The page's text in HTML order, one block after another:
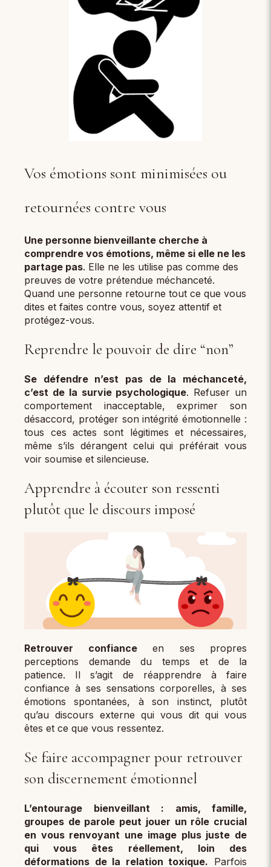
Vos émotions sont minimisées ou
retournées contre vous
Une personne bienveillante cherche à
comprendre vos émotions, même si elle ne les
partage pas. Elle ne les utilise pas comme des
preuves de votre prétendue méchanceté.
Quand une personne retourne tout ce que vous
dites et faites contre vous, soyez attentif et
protégez-vous.
Reprendre le pouvoir de dire “non”
Se défendre n’est pas de la méchanceté,
c’est de la survie psychologique. Refuser un
comportement inacceptable, exprimer son
désaccord, protéger son intégrité émotionnelle :
tous ces actes sont légitimes et nécessaires,
même s’ils dérangent celui qui préférait vous
voir soumise et silencieuse.
Apprendre à écouter son ressenti
plutôt que le discours imposé
Retrouver confianceen ses propres
perceptions demande du temps et de la
patience. Il s’agit de réapprendre à faire
confiance à ses sensations corporelles, à ses
émotions spontanées, à son instinct, plutôt
qu’au discours externe qui vous dit qui vous
êtes et ce que vous ressentez.
Se faire accompagner pour retrouver
son discernement émotionnel
L’entourage bienveillant : amis, famille,
groupes de parole peut jouer un rôle crucial
en vous renvoyant une image plus juste de
qui vous êtes réellement, loin des
déformations de la relation toxique. Parfois